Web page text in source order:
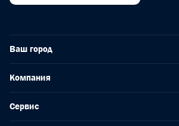
Ваш город
Компания
Сервис